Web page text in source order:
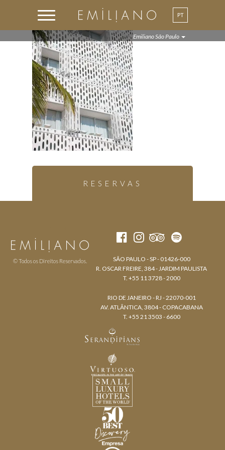
PT
Emiliano São Paulo
RESERVAS
© Todos os Direitos Reservados.
SÃO PAULO - SP - 01426-000
R. OSCAR FREIRE, 384 - JARDIM PAULISTA
T. +55 11 3728 - 2000
RIO DE JANEIRO - RJ - 22070-001
AV. ATLÂNTICA, 3804 - COPACABANA
T. +55 21 3503 - 6600